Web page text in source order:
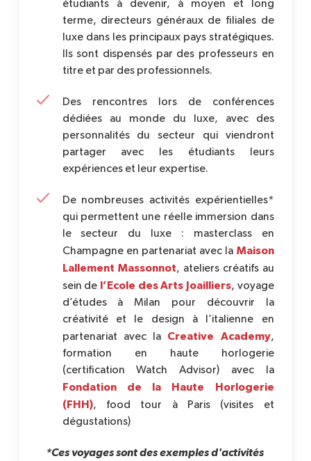
étudiants à devenir, à moyen et long
terme, directeurs généraux de filiales de
luxe dans les principaux pays stratégiques.
Ils sont dispensés par des professeurs en
titre et par des professionnels.
Des rencontres lors de conférences
dédiées au monde du luxe, avec des
personnalités du secteur qui viendront
partager avec les étudiants leurs
expériences et leur expertise.
De nombreuses activités expérientielles*
qui permettent une réelle immersion dans
le secteur du luxe : masterclass en
Champagne en partenariat avec la Maison
Lallement Massonnot, ateliers créatifs au
sein de l’Ecole des Arts Joailliers, voyage
d’études à Milan pour découvrir la
créativité et le design à l’italienne en
partenariat avec la Creative Academy,
formation en haute horlogerie
(certification Watch Advisor) avec la
Fondation de la Haute Horlogerie
(FHH), food tour à Paris (visites et
dégustations)
*Ces voyages sont des exemples d'activités